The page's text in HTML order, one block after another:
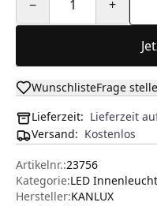
− 1 +
WunschlisteFrage
Lieferzeit: Lieferzeit
Versand: Kostenlos
Artikelnr.:23756
Kategorie:LED
Hersteller:KANLUX